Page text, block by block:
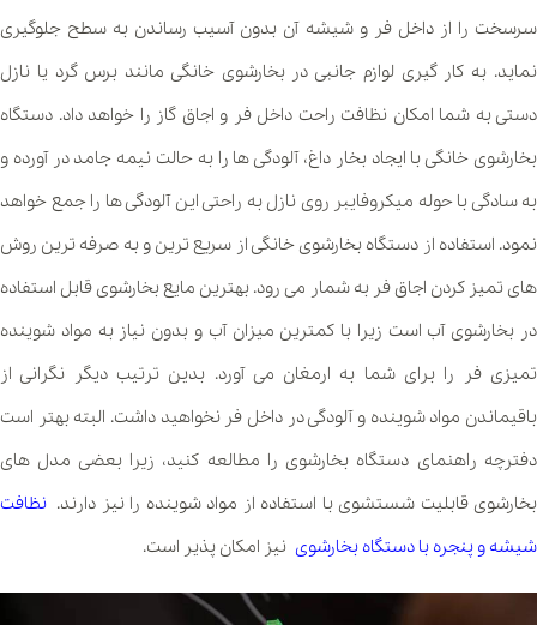
سرسخت را از داخل فر و شیشه آن بدون آسیب رساندن به سطح جلوگیری
نماید. به کار گیری لوازم جانبی در بخارشوی خانگی مانند برس گرد یا نازل
دستی به شما امکان نظافت راحت داخل فر و اجاق گاز را خواهد داد. دستگاه
بخارشوی خانگی با ایجاد بخار داغ، آلودگی ها را به حالت نیمه جامد در آورده و
به سادگی با حوله میکروفایبر روی نازل به راحتی این آلودگی ها را جمع خواهد
نمود. استفاده از دستگاه بخارشوی خانگی از سریع ترین و به صرفه ترین روش
های تمیز کردن اجاق فر به شمار می رود. بهترین مایع بخارشوی قابل استفاده
در بخارشوی آب است زیرا با کمترین میزان آب و بدون نیاز به مواد شوینده
تمیزی فر را برای شما به ارمغان می آورد. بدین ترتیب دیگر نگرانی از
باقیماندن مواد شوینده و آلودگی در داخل فر نخواهید داشت. البته بهتر است
دفترچه راهنمای دستگاه بخارشوی را مطالعه کنید، زیرا بعضی مدل های
بخارشوی قابلیت شستشوی با استفاده از مواد شوینده را نیز دارند. نظافت
شیشه و پنجره با دستگاه بخارشوی نیز امکان پذیر است.